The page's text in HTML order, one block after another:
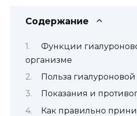
Содержание
Функции
организме
Польза
Показания и
Как правильно